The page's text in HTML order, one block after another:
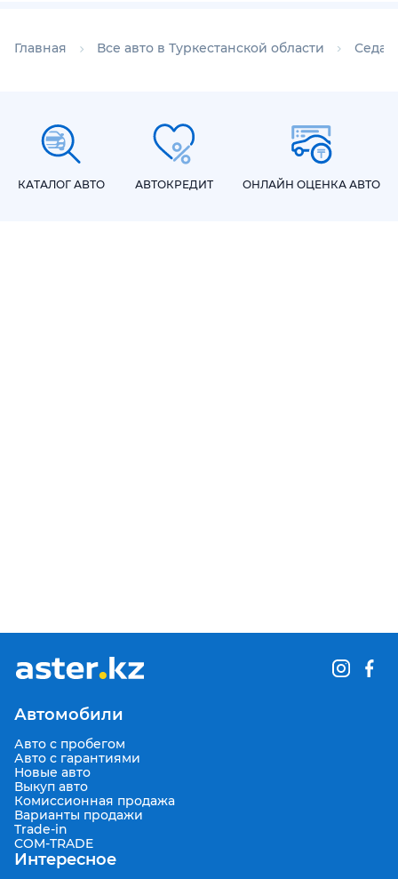
Главная Все авто в Туркестанской области
КАТАЛОГ АВТО АВТОКРЕДИТ ОНЛАЙН ОЦЕНКА АВТО
Автомобили
Авто с пробегом
Авто с гарантиями
Новые авто
Выкуп авто
Комиссионная продажа
Варианты продажи
Trade-in
COM-TRADE
Интересное